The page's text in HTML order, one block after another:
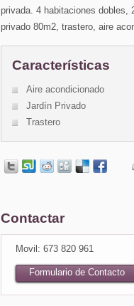
privada. 4 habitaciones dobles,
privado 80m2, trastero, aire
Características
Aire acondicionado
Jardín Privado
Trastero
Contactar
Movil: 673 820 961
Formulario de Contacto